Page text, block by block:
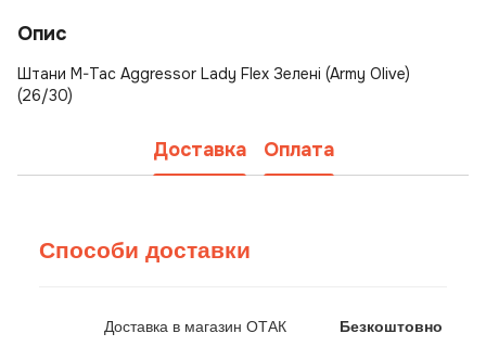
Опис
Штани M-Tac Aggressor Lady Flex Зелені (Army Olive)
(26/30)
Доставка Оплата
Способи доставки
Доставка в магазин ОТАК Безкоштовно